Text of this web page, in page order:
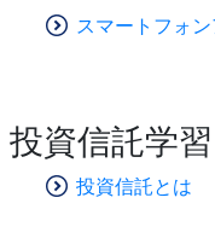
スマートフォン
投資信託学
投資信託とは